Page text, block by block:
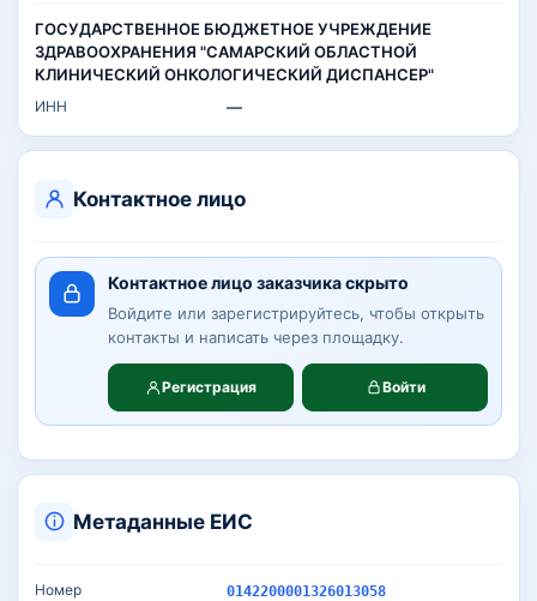
ГОСУДАРСТВЕННОЕ БЮДЖЕТНОЕ УЧРЕЖДЕНИЕ
ЗДРАВООХРАНЕНИЯ "САМАРСКИЙ ОБЛАСТНОЙ
КЛИНИЧЕСКИЙ ОНКОЛОГИЧЕСКИЙ ДИСПАНСЕР"
ИНН —
Контактное лицо
Контактное лицо заказчика скрыто
Войдите или зарегистрируйтесь, чтобы открыть
контакты и написать через площадку.
Регистрация Войти
Метаданные ЕИС
Номер 0142200001326013058